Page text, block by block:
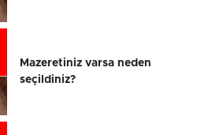
Mazeretiniz varsa neden
seçildiniz?